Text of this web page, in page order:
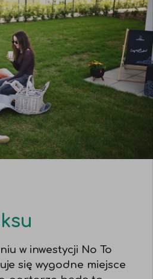
w inwestycji No To
się wygodne miejsce